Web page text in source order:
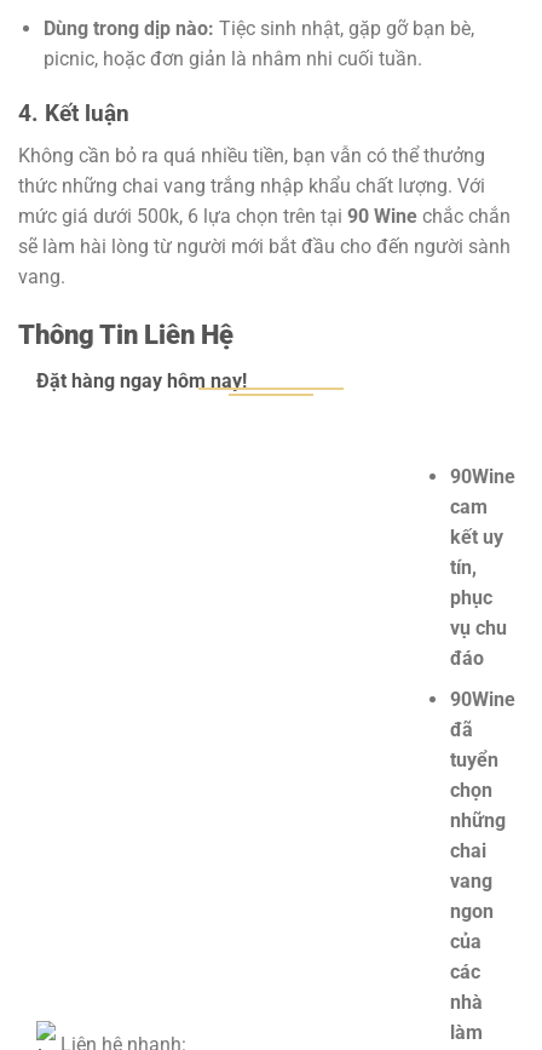
Dùng trong dịp nào: Tiệc sinh nhật, gặp gỡ bạn bè,
picnic, hoặc đơn giản là nhâm nhi cuối tuần.
4. Kết luận
Không cần bỏ ra quá nhiều tiền, bạn vẫn có thể thưởng
thức những chai vang trắng nhập khẩu chất lượng. Với
mức giá dưới 500k, 6 lựa chọn trên tại 90 Wine chắc chắn
sẽ làm hài lòng từ người mới bắt đầu cho đến người sành
vang.
Thông Tin Liên Hệ
Đặt hàng ngay hôm nay!
Liên hệ nhanh:
90Wine
cam
kết uy
tín,
phục
vụ chu
đáo
90Wine
đã
tuyển
chọn
những
chai
vang
ngon
của
các
nhà
làm